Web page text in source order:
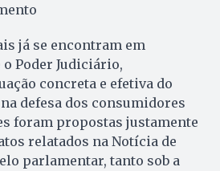
já se encontram em
Poder Judiciário,
concreta e efetiva do
defesa dos consumidores
foram propostas justamente
relatados na Notícia de
parlamentar, tanto sob a